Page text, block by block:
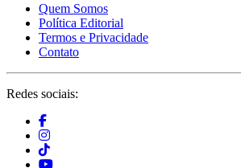
Quem Somos
Política Editorial
Termos e Privacidade
Contato
Redes sociais: